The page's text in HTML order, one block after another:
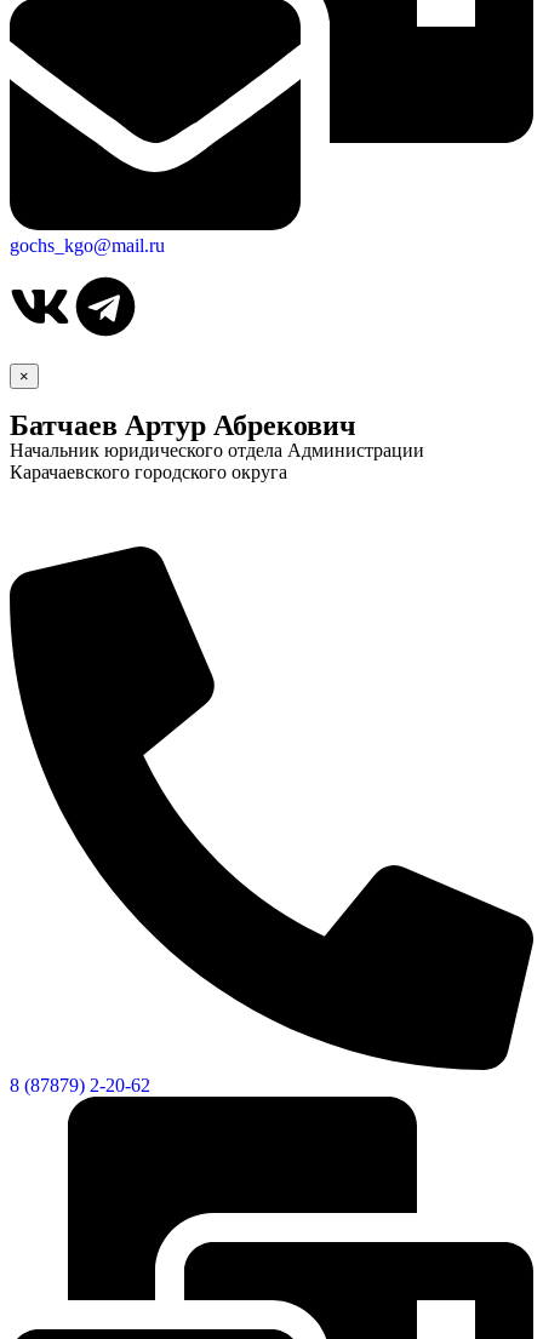
gochs_kgo@mail.ru
×
Батчаев Артур Абрекович
Начальник юридического отдела Администрации
Карачаевского городского округа
8 (87879) 2-20-62